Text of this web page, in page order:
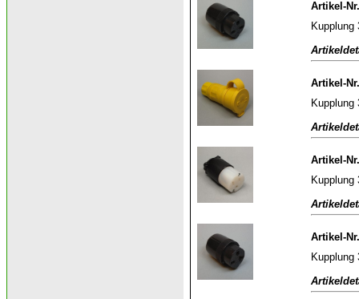
Artikel-
Kupplung
Artikel-
Artikel-
Kupplung
Artikel-
Kupplung